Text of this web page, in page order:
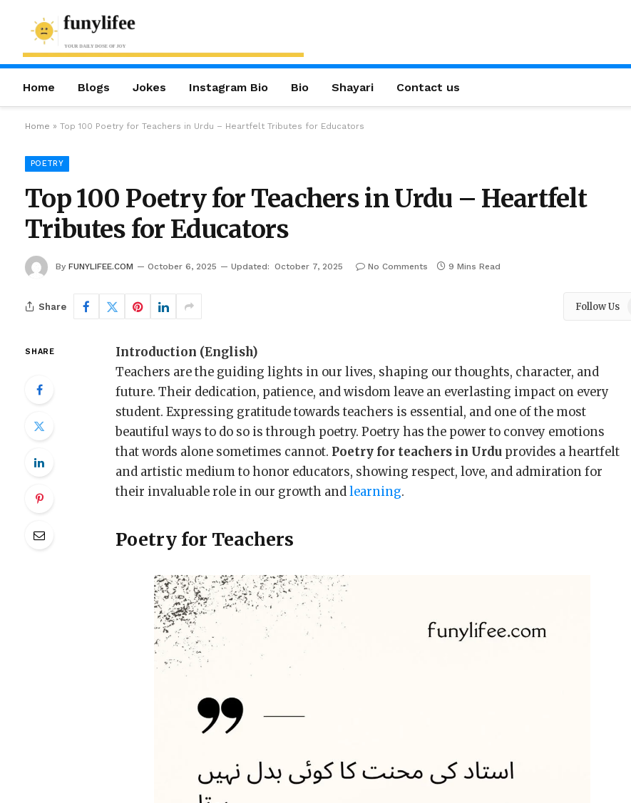
Home Blogs Jokes Instagram Bio Bio Shayari Contact us
Home » Top 100 Poetry for Teachers in Urdu – Heartfelt Tributes for Educators
POETRY
Top 100 Poetry for Teachers in Urdu – Heartfelt
Tributes for Educators
By FUNYLIFEE.COM October 6, 2025 Updated: October 7, 2025 No Comments 9 Mins Read
Share Follow Us
SHARE
Introduction (English)
Teachers are the guiding lights in our lives, shaping our thoughts, character, and
future. Their dedication, patience, and wisdom leave an everlasting impact on every
student. Expressing gratitude towards teachers is essential, and one of the most
beautiful ways to do so is through poetry. Poetry has the power to convey emotions
that words alone sometimes cannot. Poetry for teachers in Urdu provides a heartfelt
and artistic medium to honor educators, showing respect, love, and admiration for
their invaluable role in our growth andlearning.
Poetry for Teachers